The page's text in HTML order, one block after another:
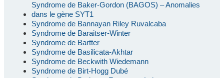
Syndrome de Baker-Gordon (BAGOS) – Anomalies
dans le gène SYT1
Syndrome de Bannayan Riley Ruvalcaba
Syndrome de Baraitser-Winter
Syndrome de Bartter
Syndrome de Basilicata-Akhtar
Syndrome de Beckwith Wiedemann
Syndrome de Birt-Hogg Dubé